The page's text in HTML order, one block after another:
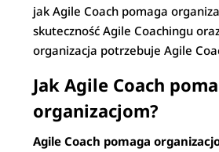
jak Agile Coach pomaga
skuteczność Agile Coachingu
organizacja potrzebuje Agile
Jak Agile Coach
organizacjom?
Agile Coach pomaga